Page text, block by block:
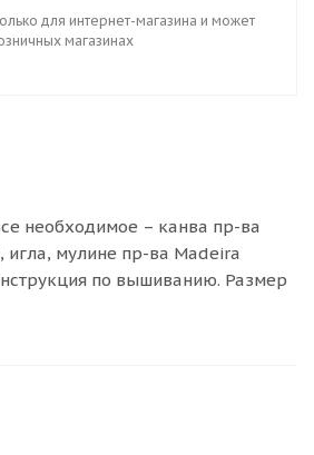
для интернет-магазина и может
магазинах
необходимое – канва пр-ва
игла, мулине пр-ва Madeira
по вышиванию. Размер